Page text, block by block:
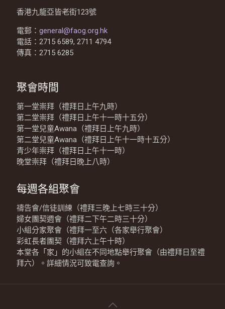
香港九龍亞皆老街123號
電郵： general@faog.org.hk
電話：2715 6589, 2711 4794
傳真：2715 6285
聚會時間
第一堂崇拜（禮拜日上午九時）
第二堂崇拜（禮拜日上午十一時十五分）
第一堂兒童Awana（禮拜日上午九時）
第二堂兒童Awana（禮拜日上午十一時十五分）
青少年崇拜（禮拜日上午十一時）
晚堂崇拜（禮拜日晚上八時）
每週各組聚會
禱告會/信徒訓練（禮拜三晚上七時三十分）
婦女團契週會（禮拜二下午二時三十分）
小組分家聚會（禮拜一至六（各家舉行聚會）
彩虹長者團契（禮拜六上午十時）
本堂各「家」的小組在不同地點舉行聚會（由禮拜日至禮
拜六）。詳細情況可致電查詢。